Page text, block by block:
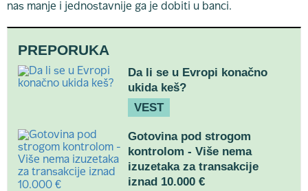
nas manje i jednostavnije ga je dobiti u banci.
PREPORUKA
Da li se u Evropi konačno
ukida keš?
VEST
Gotovina pod strogom
kontrolom - Više nema
izuzetaka za transakcije
iznad 10.000 €